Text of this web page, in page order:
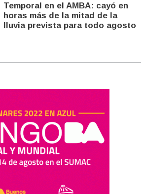
Temporal en el AMBA: cayó en
horas más de la mitad de la
lluvia prevista para todo agosto